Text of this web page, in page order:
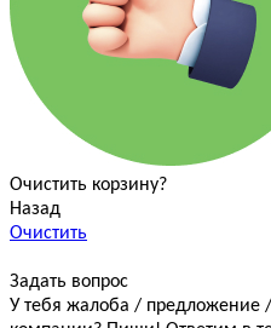
Очистить корзину?
Назад
Очистить
Задать вопрос
У тебя жалоба / предложение